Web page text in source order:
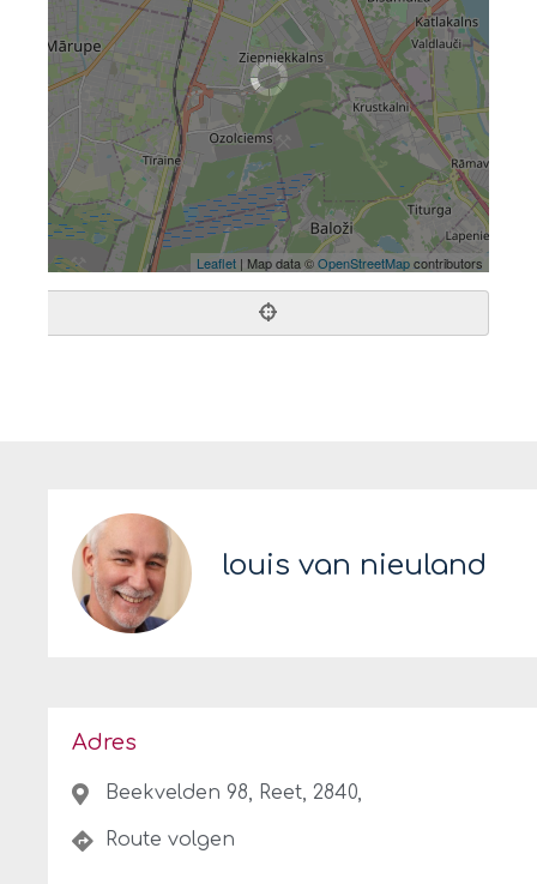
Leaflet | Map data ©OpenStreetMapcontributors
louis van nieuland
Adres
Beekvelden 98, Reet, 2840,
Route volgen